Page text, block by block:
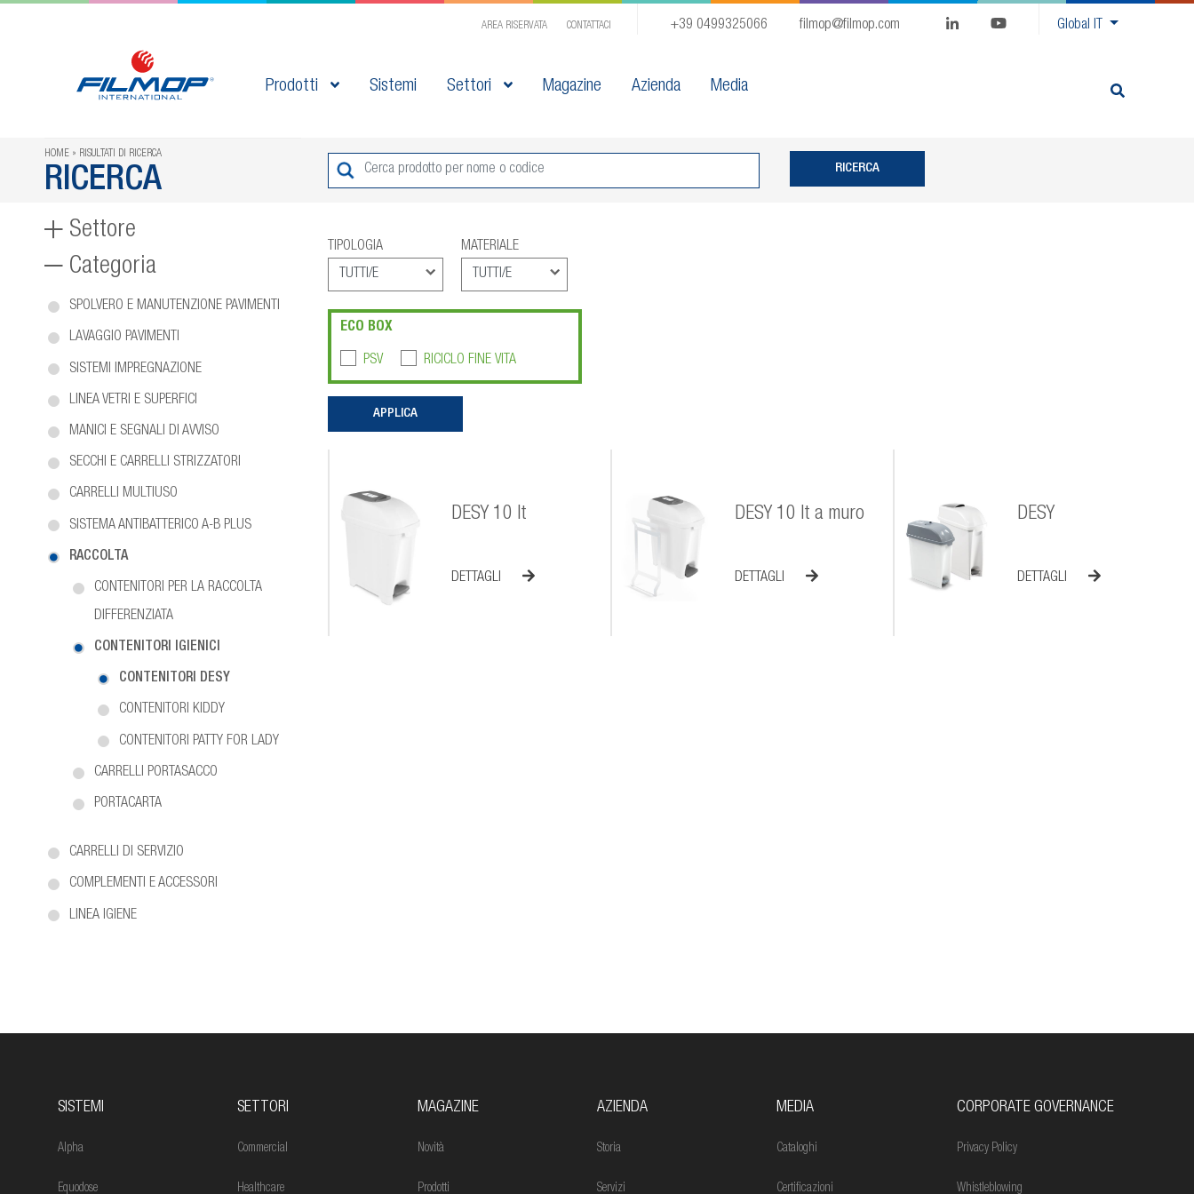
AREA RISERVATA CONTATTACI GlobalIT
+39 0499325066 filmop@filmop.com
Prodotti Sistemi Settori Magazine Azienda Media
HOME RISULTATI DI RICERCA
RICERCA
Settore
Categoria
SPOLVERO E MANUTENZIONE PAVIMENTI
LAVAGGIO PAVIMENTI
SISTEMI IMPREGNAZIONE
LINEA VETRI E SUPERFICI
MANICI E SEGNALI DI AVVISO
SECCHI E CARRELLI STRIZZATORI
CARRELLI MULTIUSO
SISTEMA ANTIBATTERICO A-B PLUS
RACCOLTA
CONTENITORI PER LA RACCOLTA
DIFFERENZIATA
CONTENITORI IGIENICI
CONTENITORI DESY
CONTENITORI KIDDY
CONTENITORI PATTY FOR LADY
CARRELLI PORTASACCO
PORTACARTA
CARRELLI DI SERVIZIO
COMPLEMENTI E ACCESSORI
LINEA IGIENE
TIPOLOGIA MATERIALE
ECO BOX
PSV RICICLO FINE VITA
DESY 10 lt
DETTAGLI
DESY 10 lt a muro
DETTAGLI
DESY
DETTAGLI
SISTEMI
Alpha
Equodose
SETTORI
Commercial
Healthcare
MAGAZINE
Novità
Prodotti
AZIENDA
Storia
Servizi
MEDIA
Cataloghi
Certificazioni
CORPORATE GOVERNANCE
Privacy Policy
Whistleblowing